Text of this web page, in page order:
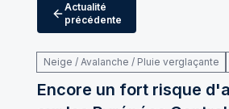
Actualité
précédente
Neige / Avalanche / Pluie verglaçante
Encore un fort risque